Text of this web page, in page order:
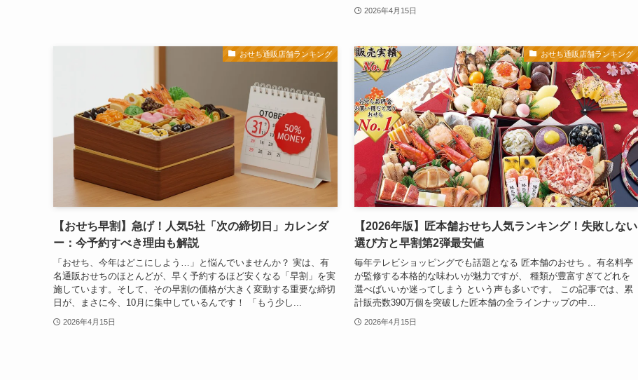
2026年4月15日
おせち通販店舗ランキング
【おせち早割】急げ！人気5社「次の締切日」カレンダ
ー：今予約すべき理由も解説
「おせち、今年はどこにしよう…」と悩んでいませんか？ 実は、有
名通販おせちのほとんどが、早く予約するほど安くなる「早割」を実
施しています。そして、その早割の価格が大きく変動する重要な締切
日が、まさに今、10月に集中しているんです！ 「もう少し...
2026年4月15日
おせち通販店舗ランキング
【2026年版】匠本舗おせち人気ランキング！失敗しない
選び方と早割第2弾最安値
毎年テレビショッピングでも話題となる 匠本舗のおせち 。有名料亭
が監修する本格的な味わいが魅力ですが、 種類が豊富すぎてどれを
選べばいいか迷ってしまう という声も多いです。 この記事では、累
計販売数390万個を突破した匠本舗の全ラインナップの中...
2026年4月15日